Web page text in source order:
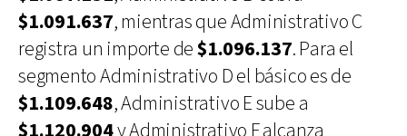
$1.091.637, mientras que Administrativo C
registra un importe de$1.096.137. Para el
segmento Administrativo D el básico es de
$1.109.648, Administrativo E sube a
$1.120.904y Administrativo F alcanza